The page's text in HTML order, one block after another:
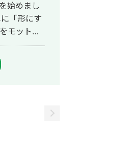
始めまし
モットー